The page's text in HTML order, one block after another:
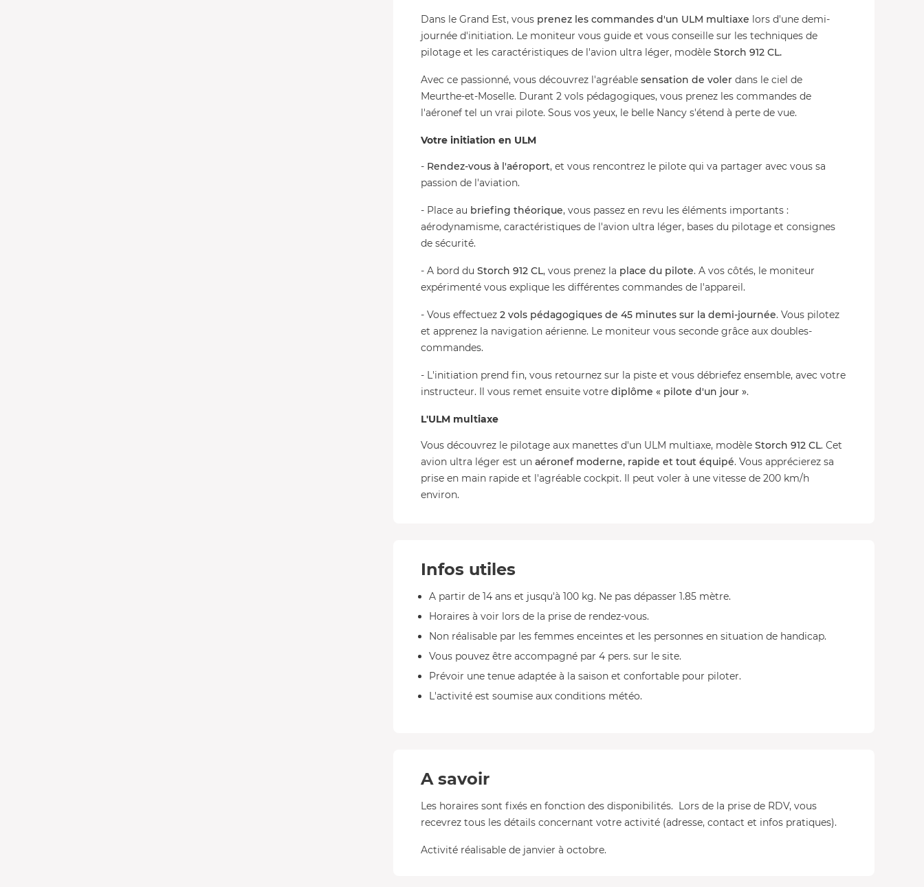
Dans le Grand Est, vous prenez les commandes d'un ULM multiaxe lors d'une demi-
journée d'initiation. Le moniteur vous guide et vous conseille sur les techniques de
pilotage et les caractéristiques de l'avion ultra léger, modèle Storch 912 CL.
Avec ce passionné, vous découvrez l'agréable sensation de voler dans le ciel de
Meurthe-et-Moselle. Durant 2 vols pédagogiques, vous prenez les commandes de
l'aéronef tel un vrai pilote. Sous vos yeux, le belle Nancy s'étend à perte de vue.
Votre initiation en ULM
- Rendez-vous à l'aéroport, et vous rencontrez le pilote qui va partager avec vous sa
passion de l'aviation.
- Place au briefing théorique, vous passez en revu les éléments importants :
aérodynamisme, caractéristiques de l'avion ultra léger, bases du pilotage et consignes
de sécurité.
- A bord du Storch 912 CL, vous prenez la place du pilote. A vos côtés, le moniteur
expérimenté vous explique les différentes commandes de l'appareil.
- Vous effectuez 2 vols pédagogiques de 45 minutes sur la demi-journée. Vous pilotez
et apprenez la navigation aérienne. Le moniteur vous seconde grâce aux doubles-
commandes.
- L'initiation prend fin, vous retournez sur la piste et vous débriefez ensemble, avec votre
instructeur. Il vous remet ensuite votre diplôme « pilote d'un jour ».
L'ULM multiaxe
Vous découvrez le pilotage aux manettes d'un ULM multiaxe, modèle Storch 912 CL. Cet
avion ultra léger est un aéronef moderne, rapide et tout équipé. Vous apprécierez sa
prise en main rapide et l'agréable cockpit. Il peut voler à une vitesse de 200 km/h
environ.
Infos utiles
A partir de 14 ans et jusqu'à 100 kg. Ne pas dépasser 1.85 mètre.
Horaires à voir lors de la prise de rendez-vous.
Non réalisable par les femmes enceintes et les personnes en situation de handicap.
Vous pouvez être accompagné par 4 pers. sur le site.
Prévoir une tenue adaptée à la saison et confortable pour piloter.
L'activité est soumise aux conditions météo.
A savoir
Les horaires sont fixés en fonction des disponibilités. Lors de la prise de RDV, vous
recevrez tous les détails concernant votre activité (adresse, contact et infos pratiques).
Activité réalisable de janvier à octobre.